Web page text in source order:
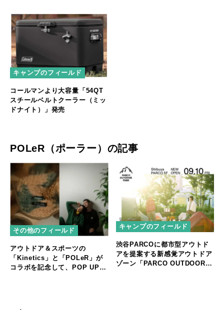
キャンプのフィールド
コールマンより大容量「54QT
スチールベルトクーラー（ミッ
ドナイト）」発売
POLeR（ポーラー）の記事
その他のフィールド
アウトドア＆スポーツの
「Kinetics」と「POLeR」が
コラボを記念して、POP UP
キャンプのフィールド
渋谷PARCOに都市型アウトド
アを提案する新感覚アウトドア
ゾーン「PARCO OUTDOOR